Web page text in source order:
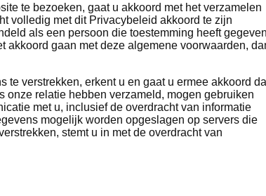
te bezoeken, gaat u akkoord met het verzamelen
volledig met dit Privacybeleid akkoord te zijn
als een persoon die toestemming heeft gegeven
gaan met deze algemene voorwaarden,
te verstrekken, erkent u en gaat u ermee akkoord
relatie hebben verzameld, mogen gebruiken
met u, inclusief de overdracht van informatie
mogelijk worden opgeslagen op servers die
stemt u in met de overdracht van